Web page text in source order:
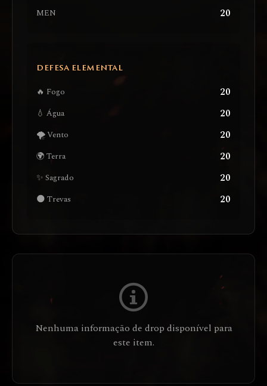
MEN 20
DEFESA ELEMENTAL
🔥 Fogo 20
💧 Água 20
🌪️ Vento 20
🌍 Terra 20
✨ Sagrado 20
🌑 Trevas 20
Nenhuma informação de drop disponível para
este item.